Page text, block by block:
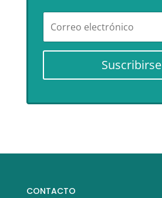
Suscribirse
CONTACTO